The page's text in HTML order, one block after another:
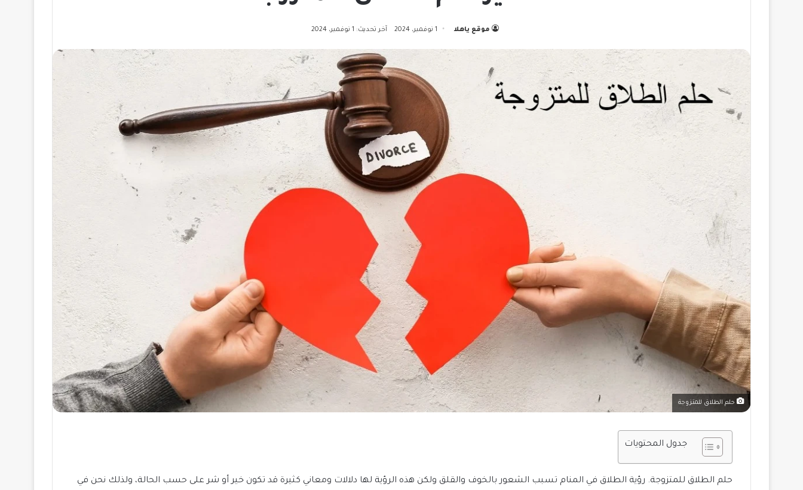
موقع ياهلا 1 نوفمبر، 2024 آخر تحديث: 1 نوفمبر، 2024
حلم الطلاق للمتزوجة
جدول المحتويات
حلم الطلاق للمتزوجة. رؤية الطلاق في المنام تسبب الشعور بالخوف والقلق ولكن هذه الرؤية لها دلالات ومعاني كثيرة قد تكون خير أو شر على حسب الحالة، ولذلك نحن في